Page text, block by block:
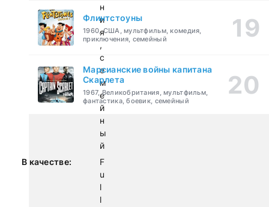
н
и
я
,
с
е
м
е
й
н
ы
й
В качестве:
F
u
l
l
Флинтстоуны
1960, США, мультфильм, комедия,
приключения, семейный
Марсианские войны капитана
Скарлета
1967, Великобритания, мультфильм,
фантастика, боевик, семейный